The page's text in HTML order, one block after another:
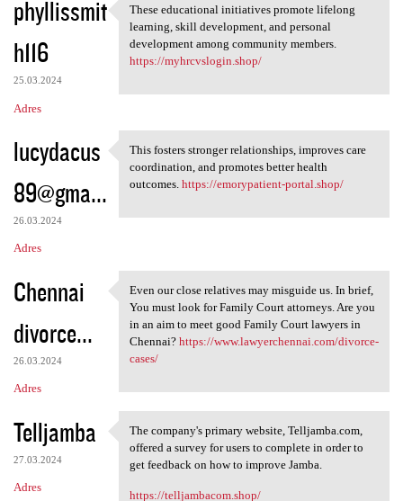
phyllissmit
h116
25.03.2024
Adres
These educational initiatives
These educational initiatives promote lifelong
learning, skill development, and personal
development among community members.
https://myhrcvslogin.shop/
lucydacus
89@gma...
26.03.2024
Adres
This fosters stronger
This fosters stronger relationships, improves care
coordination, and promotes better health
outcomes. https://emorypatient-portal.shop/
Chennai
divorce...
26.03.2024
Adres
Even our close relatives may
Even our close relatives may misguide us. In brief,
You must look for Family Court attorneys. Are you
in an aim to meet good Family Court lawyers in
Chennai? https://www.lawyerchennai.com/divorce-
cases/
Telljamba
27.03.2024
Adres
The company's primary website
The company's primary website, Telljamba.com,
offered a survey for users to complete in order to
get feedback on how to improve Jamba.
https://telljambacom.shop/